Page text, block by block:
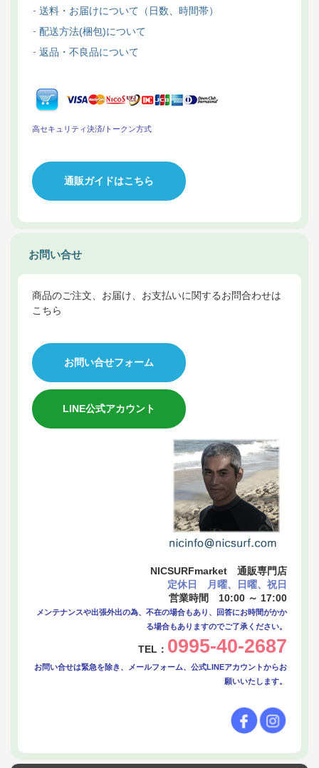
送料・お届けについて（日数、時間帯）
配送方法(梱包)について
返品・不良品について
高セキュリティ決済/トークン方式
通販ガイドはこちら
お問い合せ
商品のご注文、お届け、お支払いに関するお問合わせは
こちら
お問い合せフォーム
LINE公式アカウント
NICSURFmarket 通販専門店
定休日 月曜、日曜、祝日
営業時間 10:00 ～ 17:00
メンテナンスや出張外出の為、不在の場合もあり、回答にお時間がかか
る場合もありますのでご了承ください。
TEL： 0995-40-2687
お問い合せは緊急を除き、メールフォーム、公式LINEアカウントからお
願いいたします。